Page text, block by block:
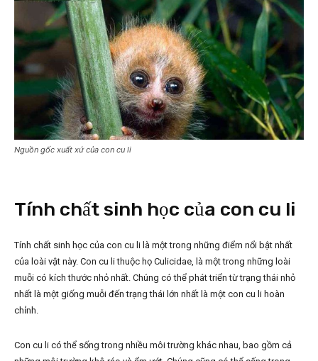
Nguồn gốc xuất xứ của con cu li
Tính chất sinh học của con cu li
Tính chất sinh học của con cu li là một trong những điểm nổi bật nhất
của loài vật này. Con cu li thuộc họ Culicidae, là một trong những loài
muỗi có kích thước nhỏ nhất. Chúng có thể phát triển từ trạng thái nhỏ
nhất là một giống muỗi đến trạng thái lớn nhất là một con cu li hoàn
chỉnh.
Con cu li có thể sống trong nhiều môi trường khác nhau, bao gồm cả